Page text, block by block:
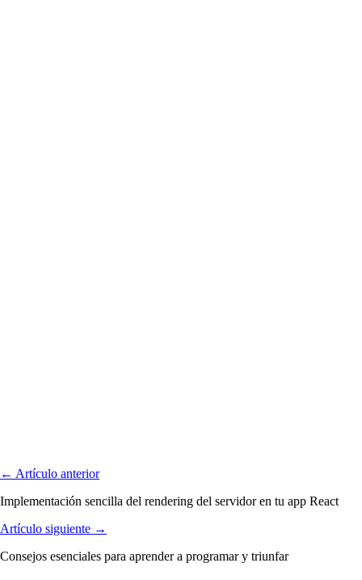
← Artículo anterior
Implementación sencilla del rendering del servidor en tu app React
Artículo siguiente →
Consejos esenciales para aprender a programar y triunfar